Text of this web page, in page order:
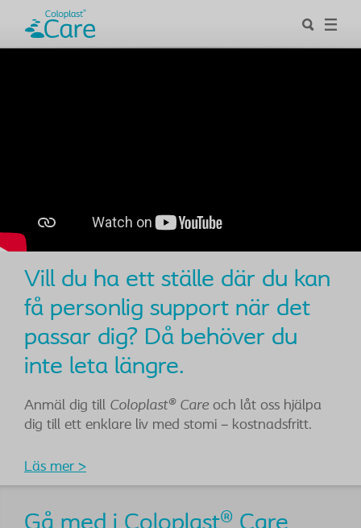
Vill du ha ett ställe där du kan
få personlig support när det
passar dig? Då behöver du
inte leta längre.
Anmäl dig till Coloplast® Care och låt oss hjälpa
dig till ett enklare liv med stomi – kostnadsfritt.
Läs mer >